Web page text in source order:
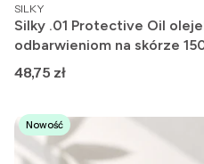
PRODUCENT
SILKY
Silky .01 Protective Oil
odbarwieniom na skórze
Cena
48,75 zł
Nowość